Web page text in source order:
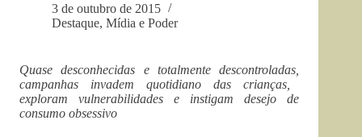
3 de outubro de 2015
Destaque, Mídia e Poder
Quase desconhecidas e totalmente descontroladas,
campanhas invadem quotidiano das crianças,
exploram vulnerabilidades e instigam desejo de
consumo obsessivo